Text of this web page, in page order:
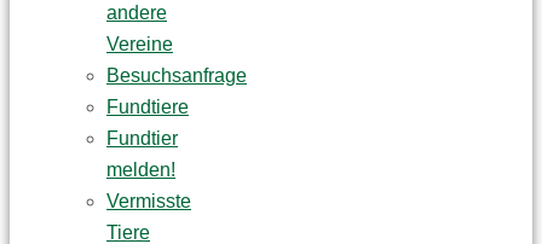
andere
Vereine
Besuchsanfrage
Fundtiere
Fundtier
melden!
Vermisste
Tiere